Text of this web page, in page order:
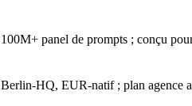
100M+ panel de prompts ; conçu
Berlin-HQ, EUR-natif ; plan agence